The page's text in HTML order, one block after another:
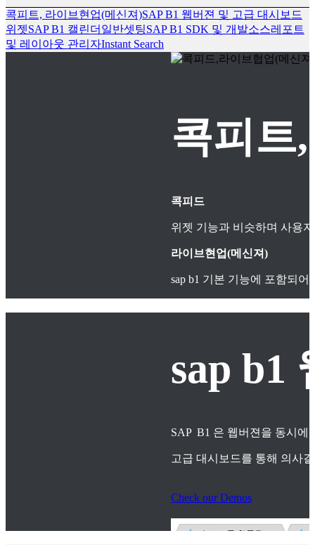
콕피트, 라이브현업(메신져)SAP B1 웹버젼 및 고급 대시보드
위젯SAP B1 캘린더 일반셋팅SAP B1 SDK 및 개발소스레포트
및 레이아웃 관리자Instant Search
콕피트
콕피드
위젯 기능과 비슷하며 사용
라이브현업(메신져)
sap b1 기본 기능에 포함되
sap b1
SAP B1 은 웹버젼을 동시에
고급 대시보드를 통해 의사
Check our Demos